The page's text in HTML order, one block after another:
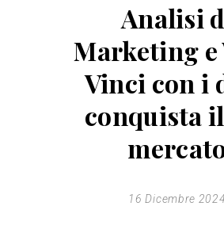
Analisi
Marketing e
Vinci con i
conquista
16 Dicembre 2024